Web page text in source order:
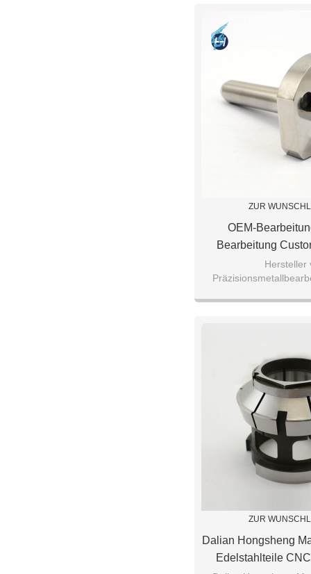
ZUR
OEM-
Bearbeitung
HongshengHersteller
elektrischen Anlagen
ZUR
Dalian Hongsheng
Edelstahlteile